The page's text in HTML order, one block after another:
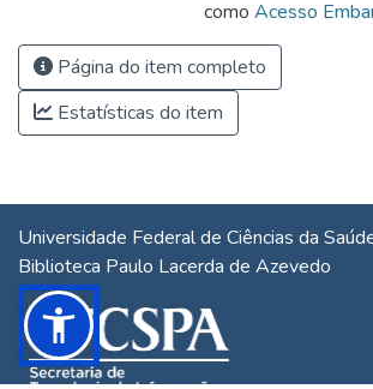
como Acesso
Página do item completo
Estatísticas do item
Universidade Federal de Ciências da
Biblioteca Paulo Lacerda de Azevedo